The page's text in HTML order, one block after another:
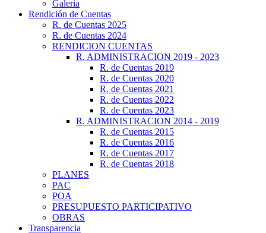
Galeria
Rendición de Cuentas
R. de Cuentas 2025
R. de Cuentas 2024
RENDICION CUENTAS
R. ADMINISTRACION 2019 - 2023
R. de Cuentas 2019
R. de Cuentas 2020
R. de Cuentas 2021
R. de Cuentas 2022
R. de Cuentas 2023
R. ADMINISTRACION 2014 - 2019
R. de Cuentas 2015
R. de Cuentas 2016
R. de Cuentas 2017
R. de Cuentas 2018
PLANES
PAC
POA
PRESUPUESTO PARTICIPATIVO
OBRAS
Transparencia